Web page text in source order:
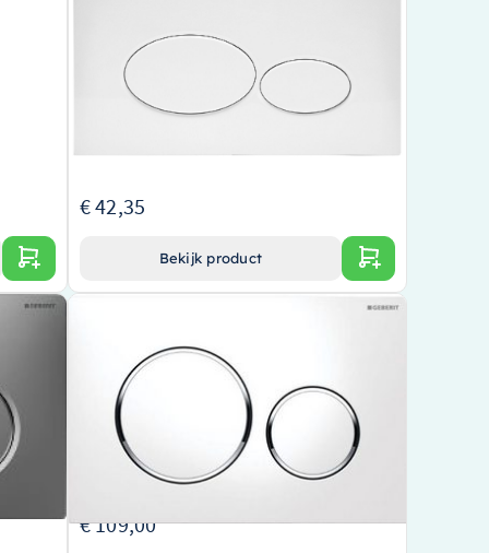
Glans witte drukplaat voor inbouwreservoir
Eenvoudig te installeren en gebruiksvriendelijk
€ 42,35
Bekijk product
mat-
wit/glans/wit – 32.4861
Hoogwaardig product van een gevestigd merk
Elegant ontwerp in wit en glans
Efficiënte en eenvoudige bediening dankzij de
Sigma 20 drukplaat
€ 109,00